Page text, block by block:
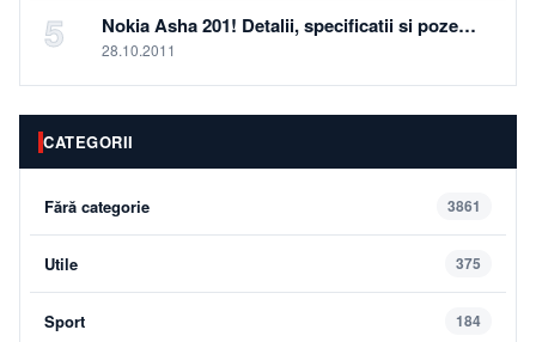
5 Nokia Asha 201! Detalii, specificatii si poze…
28.10.2011
CATEGORII
Fără categorie 3861
Utile 375
Sport 184